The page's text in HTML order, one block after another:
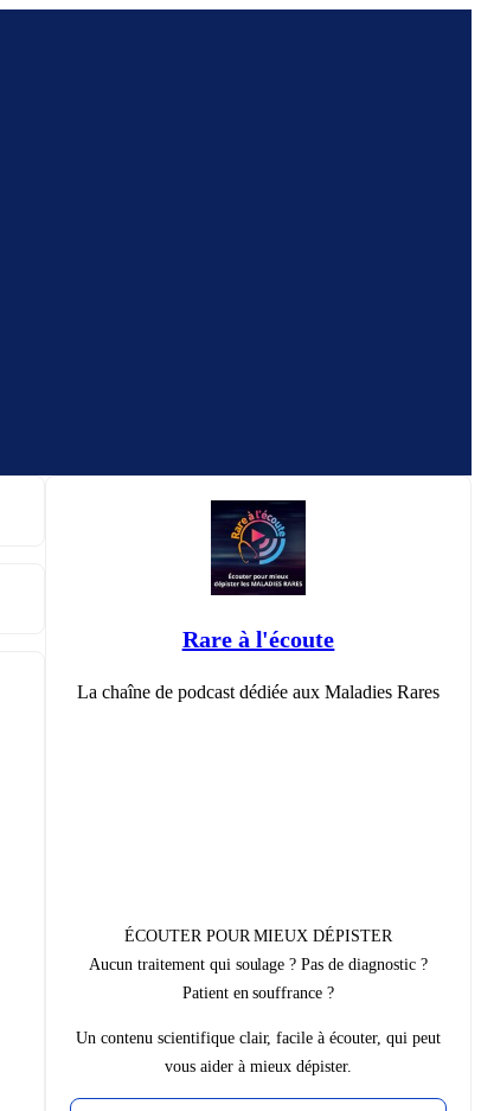
Rare à l'écoute
La chaîne de podcast dédiée aux Maladies Rares
ÉCOUTER POUR MIEUX DÉPISTER
Aucun traitement qui soulage ? Pas de diagnostic ?
Patient en souffrance ?
Un contenu scientifique clair, facile à écouter, qui peut
vous aider à mieux dépister.